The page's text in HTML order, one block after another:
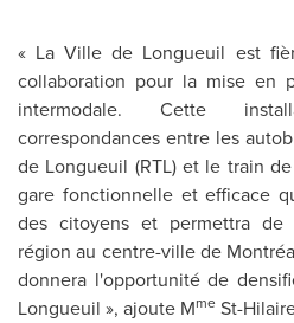
« La Ville de Longueuil est
collaboration pour la mise en
intermodale. Cette
correspondances entre les
de Longueuil (RTL) et le train
gare fonctionnelle et efficace
des citoyens et permettra de
région au centre-ville de
donnera l'opportunité de
Longueuil », ajoute Mme St-